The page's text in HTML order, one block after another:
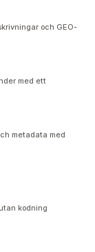
och GEO-
med ett
metadata med
kodning